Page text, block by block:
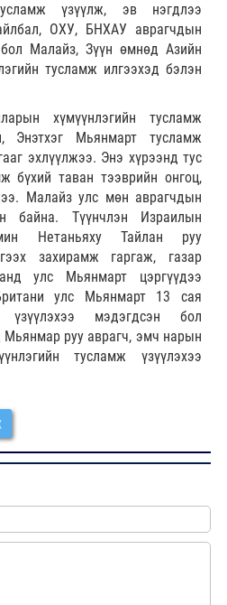
үзүүлж, эв нэгдлээ
ОХУ, БНХАУ аврагчдын
Малайз, Зүүн өмнөд Азийн
тусламж илгээхэд бэлэн
хүмүүнлэгийн тусламж
Энэтхэг Мьянмарт тусламж
эхлүүлжээ. Энэ хүрээнд тус
бүхий таван тээврийн онгоц,
Малайз улс мөн аврагчдын
байна. Түүнчлэн Израилын
Нетаньяху Тайлан руу
захирамж гаргаж, газар
улс Мьянмарт цэргүүдээ
улс Мьянмарт 13 сая
мэдэгдсэн бол
Мьянмар руу аврагч, эмч нарын
тусламж үзүүлэхээ